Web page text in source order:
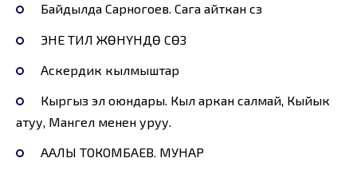
Байдылда Сарногоев. Сага айткан сөз
ЭНЕ ТИЛ ЖӨНҮНДӨ СӨЗ
Аскердик кылмыштар
Кыргыз эл оюндары. Кыл аркан салмай, Кыйык
атуу, Мангел менен уруу.
ААЛЫ ТОКОМБАЕВ. МУНАР